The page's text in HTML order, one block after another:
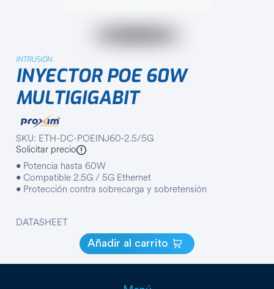
INTRUSIÓN
INYECTOR POE 60W
MULTIGIGABIT
SKU: ETH-DC-POEINJ60-2.5/5G
Solicitar precio
• Potencia hasta 60W
• Compatible 2.5G / 5G Ethernet
• Protección contra sobrecarga y sobretensión
DATASHEET
Añadir al carrito